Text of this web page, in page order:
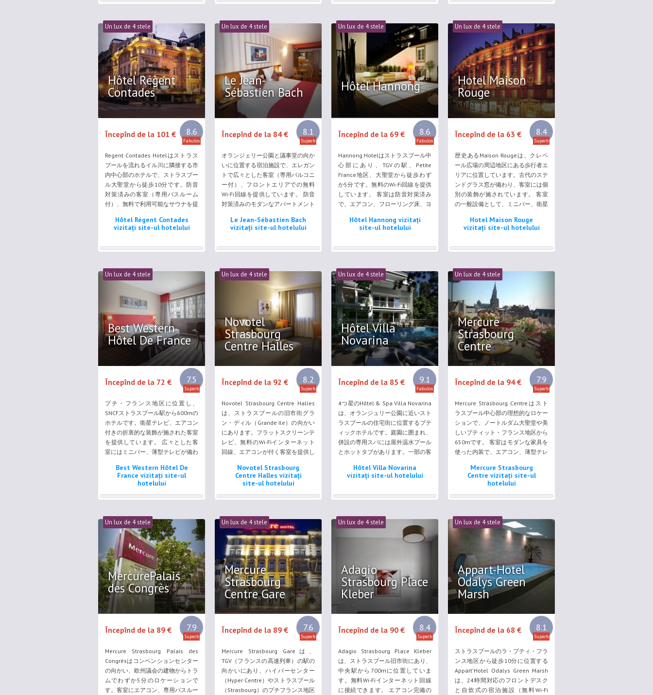
チャンネル付）、ミニバーが備わっ
フランスの街並の景色を望め、一部
の客室にはスパバスも付いていま
す。 ...
トに応じて客室に朝食を用意しま
レッソコーヒーメーカーがありま
付いています。 hotel Cour Du...
アルザス料理や伝統的なフランス料
つのテラスで朝食を楽しめます。
...
Un lux de 4 stele
Hôtel Régent
Contades
8.6
Fabulos
Începînd de la 101 €
Regent Contades Hotelはストラス
ブールを流れるイル川に隣接する市
内中心部のホテルで、ストラスブー
ル大聖堂から徒歩10分です。防音
対策済みの客室（専用バスルーム
付）、無料で利用可能なサウナを提
各客室にはベル・エポック様式の装
飾が施され、衛星テレビ、ラジオが
でアクセス可能です。 ...
Hôtel Régent Contades
vizitați site-ul hotelului
Un lux de 4 stele
Le Jean-
Sébastien Bach
8.1
Superb
Începînd de la 84 €
オランジェリー公園と議事堂の向か
いに位置する宿泊施設で、エレガン
トで広々とした客室（専用バルコニ
ー付）、フロントエリアでの無料
Wi-Fi回線を提供しています。 防音
対策済みのモダンなアパートメント
きテラス、設備の整った簡易キッチ
ン、薄型衛星テレビ、シーティング
リッシュなダイニングエリア、また
を楽しめます（毎朝06:45～
10:45）。24時間営業のバーLe...
Le Jean-Sébastien Bach
vizitați site-ul hotelului
Un lux de 4 stele
Hôtel Hannong
8.6
Fabulos
Începînd de la 69 €
Hannong Hotelはストラスブール中
心部にあり、TGVの駅、Petite
France地区、大聖堂から徒歩わず
か5分です。無料のWi-Fi回線を提供
しています。 客室は防音対策済み
で、エアコン、フローリング床、ヨ
送テレビ、バスタブとシャワー付き
ュッフェ式朝食を提供しています。
広いテラスでドリンクを楽しめま
す。 トラムの中央駅、Place de...
Hôtel Hannong vizitați
site-ul hotelului
Un lux de 4 stele
Hotel Maison
Rouge
8.4
Superb
Începînd de la 63 €
歴史あるMaison Rougeは、クレベ
ール広場の周辺地区にある歩行者エ
リアに位置しています。古代のステ
ンドグラス窓が備わり、客室には個
別の装飾が施されています。 客室
の一般設備として、ミニバー、衛星
室に伝統的なエレベーターでアクセ
スすることができ、専用バスルーム
ています。 ...
Hotel Maison Rouge
vizitați site-ul hotelului
Un lux de 4 stele
Best Western
Hôtel De France
7.5
Superb
Începînd de la 72 €
プチ・フランス地区に位置し、
SNCFストラスブール駅から600mの
ホテルです。衛星テレビ、エアコン
付きの折衷的な装飾が施された客室
を提供しています。 広々とした客
室にはミニバー、薄型テレビが備わ
一部には、市街の景色を望むバルコ
ニーが付いています。専用バスルー
ます。 Hotel De Franceでは日刊紙
朝食を楽しめます。 ...
Best Western Hôtel De
France vizitați site-ul
hotelului
Un lux de 4 stele
Novotel
Strasbourg
Centre Halles
8.2
Superb
Începînd de la 92 €
Novotel Strasbourg Centre Halles
は、ストラスブールの旧市街グラ
ン・ディル（Grande Ile）の向かい
にあります。フラットスクリーンテ
レビ、無料のWi-Fiインターネット
回線、エアコンが付く客室を提供し
は、シンプルでバランスのとれた料
理、特選グリル（la plancha）など
で楽しめます。 TGV駅、ストラスブ
Novotel Strasbourg
Centre Halles vizitați
site-ul hotelului
Un lux de 4 stele
Hôtel Villa
Novarina
9.1
Fabulos
Începînd de la 85 €
4つ星のHôtel & Spa Villa Novarina
は、オランジュリー公園に近いスト
ラスブールの住宅街に位置するブテ
ィックホテルです。庭園に囲まれ、
併設の専用スパには屋外温水プール
とホットタブがあります。一部の客
コニーまたはテラスが付いていま
す。 Hôtel & Spa Villa...
Hôtel Villa Novarina
vizitați site-ul hotelului
Un lux de 4 stele
Mercure
Strasbourg
Centre
7.9
Superb
Începînd de la 94 €
Mercure Strasbourg Centreはスト
ラスブール中心部の理想的なロケー
ションで、ノートルダム大聖堂や美
しいプティット・フランス地区から
650mです。 客室はモダンな家具を
使った内装で、エアコン、薄型テレ
水、専用バスルーム（バスタブまた
はシャワー付）が備わっています。
独特なパノラマの景色を望む7階で
す。 ...
Mercure Strasbourg
Centre vizitați site-ul
hotelului
Un lux de 4 stele
MercurePalais
des Congrès
7.9
Superb
Începînd de la 89 €
Mercure Strasbourg Palais des
Congrèsはコンベンションセンター
の向かい、欧州議会の建物からトラ
ムでわずか5分のロケーションで
す。客室にエアコン、専用バスルー
Un lux de 4 stele
Mercure
Strasbourg
Centre Gare
7.6
Superb
Începînd de la 89 €
Mercure Strasbourg Gareは、
TGV（フランスの高速列車）の駅の
向かいにあり、ハイバーセンター
（Hyper Centre）やストラスブール
（Strasbourg）のプチフランス地区
Un lux de 4 stele
Adagio
Strasbourg Place
Kleber
8.4
Superb
Începînd de la 90 €
Adagio Strasbourg Place Kleber
は、ストラスブール旧市街にあり、
中央駅から700mに位置していま
す。無料Wi-Fiインターネット回線
に接続できます。 エアコン完備の
Un lux de 4 stele
Appart-Hotel
Odalys Green
Marsh
8.1
Superb
Începînd de la 68 €
ストラスブールのラ・プティ・フラ
ンス地区から徒歩10分に位置する
Appart'Hotel Odalys Green Marsh
は、24時間対応のフロントデスク
と自炊式の宿泊施設（無料Wi-Fi